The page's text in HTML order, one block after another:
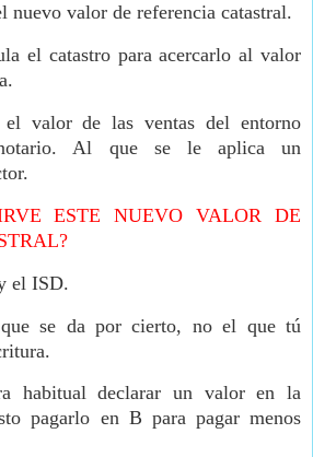
nuevo valor de referencia catastral.
el catastro para acercarlo al valor
valor de las ventas del entorno
Al que se le aplica un
ESTE NUEVO VALOR DE
el ISD.
se da por cierto, no el que tú
habitual declarar un valor en la
pagarlo en B para pagar menos